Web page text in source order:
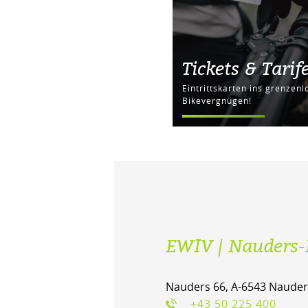
Tickets &
Eintrittskarten ins
Bikevergnügen!
EWIV | Nauders-
Nauders 66, A-6543
+43 50 225 400